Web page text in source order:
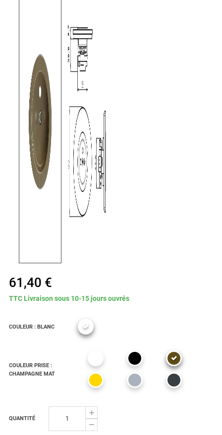
61,40 €
TTC Livraison sous 10-15 jours ouvrés
COULEUR : BLANC
COULEUR PRISE :
CHAMPAGNE MAT
QUANTITÉ